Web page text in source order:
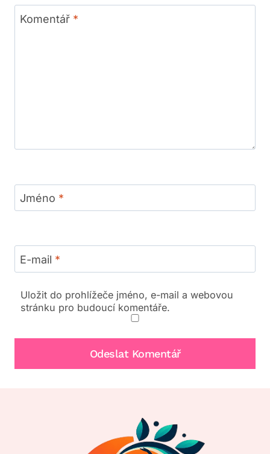
Komentář *
Jméno *
E-mail *
Uložit do prohlížeče jméno, e-mail a webovou
stránku pro budoucí komentáře.